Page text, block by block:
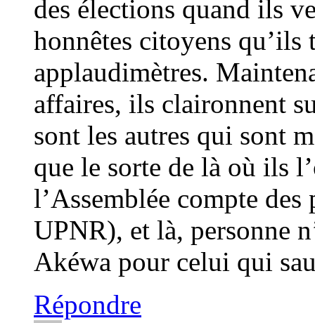
des élections quand ils
honnêtes citoyens qu’ils
applaudimètres.
affaires, ils claironnent
sont les autres qui sont
que le sorte de là où ils
l’Assemblée compte
UPNR), et là, personne
Akéwa pour celui qui
Répondre